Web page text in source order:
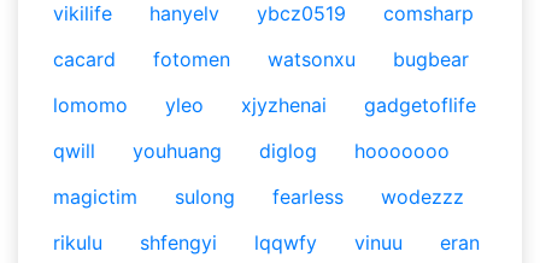
vikilife
hanyelv ybcz0519
comsharp
cacard
fotomen watsonxu
bugbear
lomomo
yleo xjyzhenai
gadgetoflife
qwill
youhuang diglog
hooooooo
magictim
sulong fearless
wodezzz
rikulu
shfengyi lqqwfy vinuu
eran